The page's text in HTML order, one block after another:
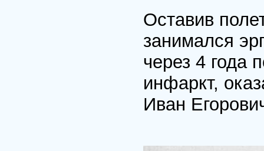
Оставив
занимался
через 4 года
инфаркт,
Иван